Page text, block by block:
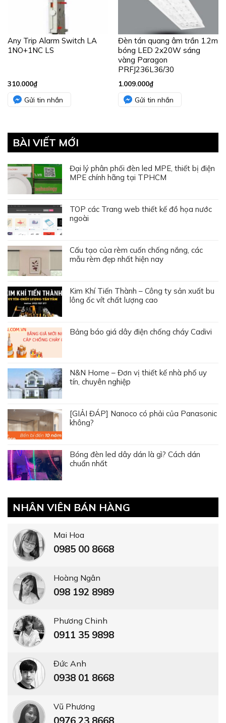
Any Trip Alarm Switch LA
1NO+1NC LS
310.000₫
Gửi tin nhắn
Đèn tán quang âm trần 1.2m
bóng LED 2x20W sáng
vàng Paragon
PRFJ236L36/30
1.009.000₫
Gửi tin nhắn
BÀI VIẾT MỚI
Đại lý phân phối đèn led MPE, thiết bị điện
MPE chính hãng tại TPHCM
TOP các Trang web thiết kế đồ họa nước
ngoài
Cấu tạo của rèm cuốn chống nắng, các
mẫu rèm đẹp nhất hiện nay
Kim Khí Tiến Thành – Công ty sản xuất bu
lông ốc vít chất lượng cao
Bảng báo giá dây điện chống cháy Cadivi
N&N Home – Đơn vị thiết kế nhà phố uy
tín, chuyên nghiệp
[GIẢI ĐÁP] Nanoco có phải của Panasonic
không?
Bóng đèn led dây dán là gì? Cách dán
chuẩn nhất
NHÂN VIÊN BÁN HÀNG
Mai Hoa
0985 00 8668
Hoàng Ngân
098 192 8989
Phương Chinh
0911 35 9898
Đức Anh
0938 01 8668
Vũ Phương
0976 23 8668